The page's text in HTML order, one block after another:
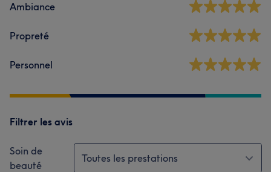
Ambiance
Propreté
Personnel
Filtrer les avis
Soin de
beauté
Toutes les prestations